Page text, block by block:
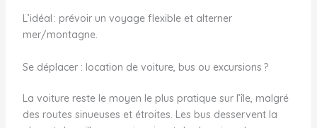
L’idéal : prévoir un voyage flexible et alterner
mer/montagne.
Se déplacer : location de voiture, bus ou excursions ?
La voiture reste le moyen le plus pratique sur l’île, malgré
des routes sinueuses et étroites. Les bus desservent la